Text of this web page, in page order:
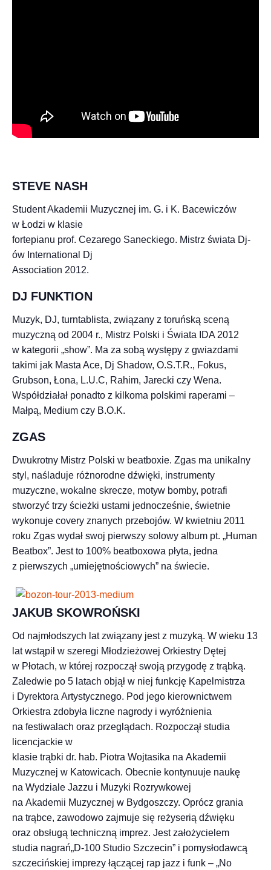
STEVE NASH
Student Akademii Muzycznej im. G. i K. Bacewiczów
w Łodzi w klasie
fortepianu prof. Cezarego Saneckiego. Mistrz świata Dj-
ów International Dj
Association 2012.
DJ FUNKTION
Muzyk, DJ, turntablista, związany z toruńską sceną
muzyczną od 2004 r., Mistrz Polski i Świata IDA 2012
w kategorii „show”. Ma za sobą występy z gwiazdami
takimi jak Masta Ace, Dj Shadow, O.S.T.R., Fokus,
Grubson, Łona, L.U.C, Rahim, Jarecki czy Wena.
Współdziałał ponadto z kilkoma polskimi raperami –
Małpą, Medium czy B.O.K.
ZGAS
Dwukrotny Mistrz Polski w beatboxie. Zgas ma unikalny
styl, naśladuje różnorodne dźwięki, instrumenty
muzyczne, wokalne skrecze, motyw bomby, potrafi
stworzyć trzy ścieżki ustami jednocześnie, świetnie
wykonuje covery znanych przebojów. W kwietniu 2011
roku Zgas wydał swoj pierwszy solowy album pt. „Human
Beatbox”. Jest to 100% beatboxowa płyta, jedna
z pierwszych „umiejętnościowych” na świecie.
JAKUB SKOWROŃSKI
Od najmłodszych lat związany jest z muzyką. W wieku 13
lat wstąpił w szeregi Młodzieżowej Orkiestry Dętej
w Płotach, w której rozpoczął swoją przygodę z trąbką.
Zaledwie po 5 latach objął w niej funkcję Kapelmistrza
i Dyrektora Artystycznego. Pod jego kierownictwem
Orkiestra zdobyła liczne nagrody i wyróżnienia
na festiwalach oraz przeglądach. Rozpoczął studia
licencjackie w
klasie trąbki dr. hab. Piotra Wojtasika na Akademii
Muzycznej w Katowicach. Obecnie kontynuuje naukę
na Wydziale Jazzu i Muzyki Rozrywkowej
na Akademii Muzycznej w Bydgoszczy. Oprócz grania
na trąbce, zawodowo zajmuje się reżyserią dźwięku
oraz obsługą techniczną imprez. Jest założycielem
studia nagrań„D-100 Studio Szczecin” i pomysłodawcą
szczecińskiej imprezy łączącej rap jazz i funk – „No